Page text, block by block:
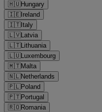
🇭🇺Hungary
🇮🇪Ireland
🇮🇹Italy
🇱🇻Latvia
🇱🇹Lithuania
🇱🇺Luxembourg
🇲🇹Malta
🇳🇱Netherlands
🇵🇱Poland
🇵🇹Portugal
🇷🇴Romania